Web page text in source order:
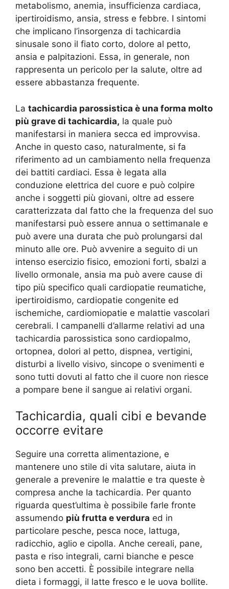
metabolismo, anemia, insufficienza cardiaca,
ipertiroidismo, ansia, stress e febbre. I sintomi
che implicano l’insorgenza di tachicardia
sinusale sono il fiato corto, dolore al petto,
ansia e palpitazioni. Essa, in generale, non
rappresenta un pericolo per la salute, oltre ad
essere abbastanza frequente.
La tachicardia parossistica è una forma molto
più grave di tachicardia, la quale può
manifestarsi in maniera secca ed improvvisa.
Anche in questo caso, naturalmente, si fa
riferimento ad un cambiamento nella frequenza
dei battiti cardiaci. Essa è legata alla
conduzione elettrica del cuore e può colpire
anche i soggetti più giovani, oltre ad essere
caratterizzata dal fatto che la frequenza del suo
manifestarsi può essere annua o settimanale e
può avere una durata che può prolungarsi dal
minuto alle ore. Può avvenire a seguito di un
intenso esercizio fisico, emozioni forti, sbalzi a
livello ormonale, ansia ma può avere cause di
tipo più specifico quali cardiopatie reumatiche,
ipertiroidismo, cardiopatie congenite ed
ischemiche, cardiomiopatie e malattie vascolari
cerebrali. I campanelli d’allarme relativi ad una
tachicardia parossistica sono cardiopalmo,
ortopnea, dolori al petto, dispnea, vertigini,
disturbi a livello visivo, sincope o svenimenti e
sono tutti dovuti al fatto che il cuore non riesce
a pompare bene il sangue ai relativi organi.
Tachicardia, quali cibi e bevande
occorre evitare
Seguire una corretta alimentazione, e
mantenere uno stile di vita salutare, aiuta in
generale a prevenire le malattie e tra queste è
compresa anche la tachicardia. Per quanto
riguarda quest’ultima è possibile farle fronte
assumendo più frutta e verdura ed in
particolare pesche, pesca noce, lattuga,
radicchio, aglio e cipolla. Anche cereali, pane,
pasta e riso integrali, carni bianche e pesce
sono ben accetti. È possibile integrare nella
dieta i formaggi, il latte fresco e le uova bollite.